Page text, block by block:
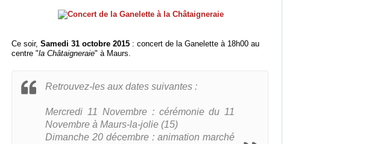
Ce soir, Samedi 31 octobre 2015 : concert de la Ganelette à 18h00 au
centre "la Châtaigneraie" à Maurs.
Retrouvez-les aux dates suivantes :
Mercredi 11 Novembre : cérémonie du 11
Novembre à Maurs-la-jolie (15)
Dimanche 20 décembre : animation marché